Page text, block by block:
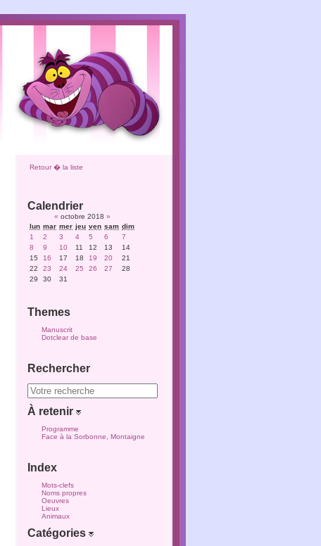
Retour � la liste
Calendrier
« octobre 2018 »
lun mar mer jeu ven sam dim
1
2 3 4 5 6
7
8
9 10 11 12 13
14
15
16 17 18 19 20
21
22
23 24 25 26 27
28
29
30 31
Themes
Manuscrit
Dotclear de base
Rechercher
À retenir
Programme
Face à la Sorbonne, Montaigne
Index
Mots-clefs
Noms propres
Oeuvres
Lieux
Animaux
Catégories